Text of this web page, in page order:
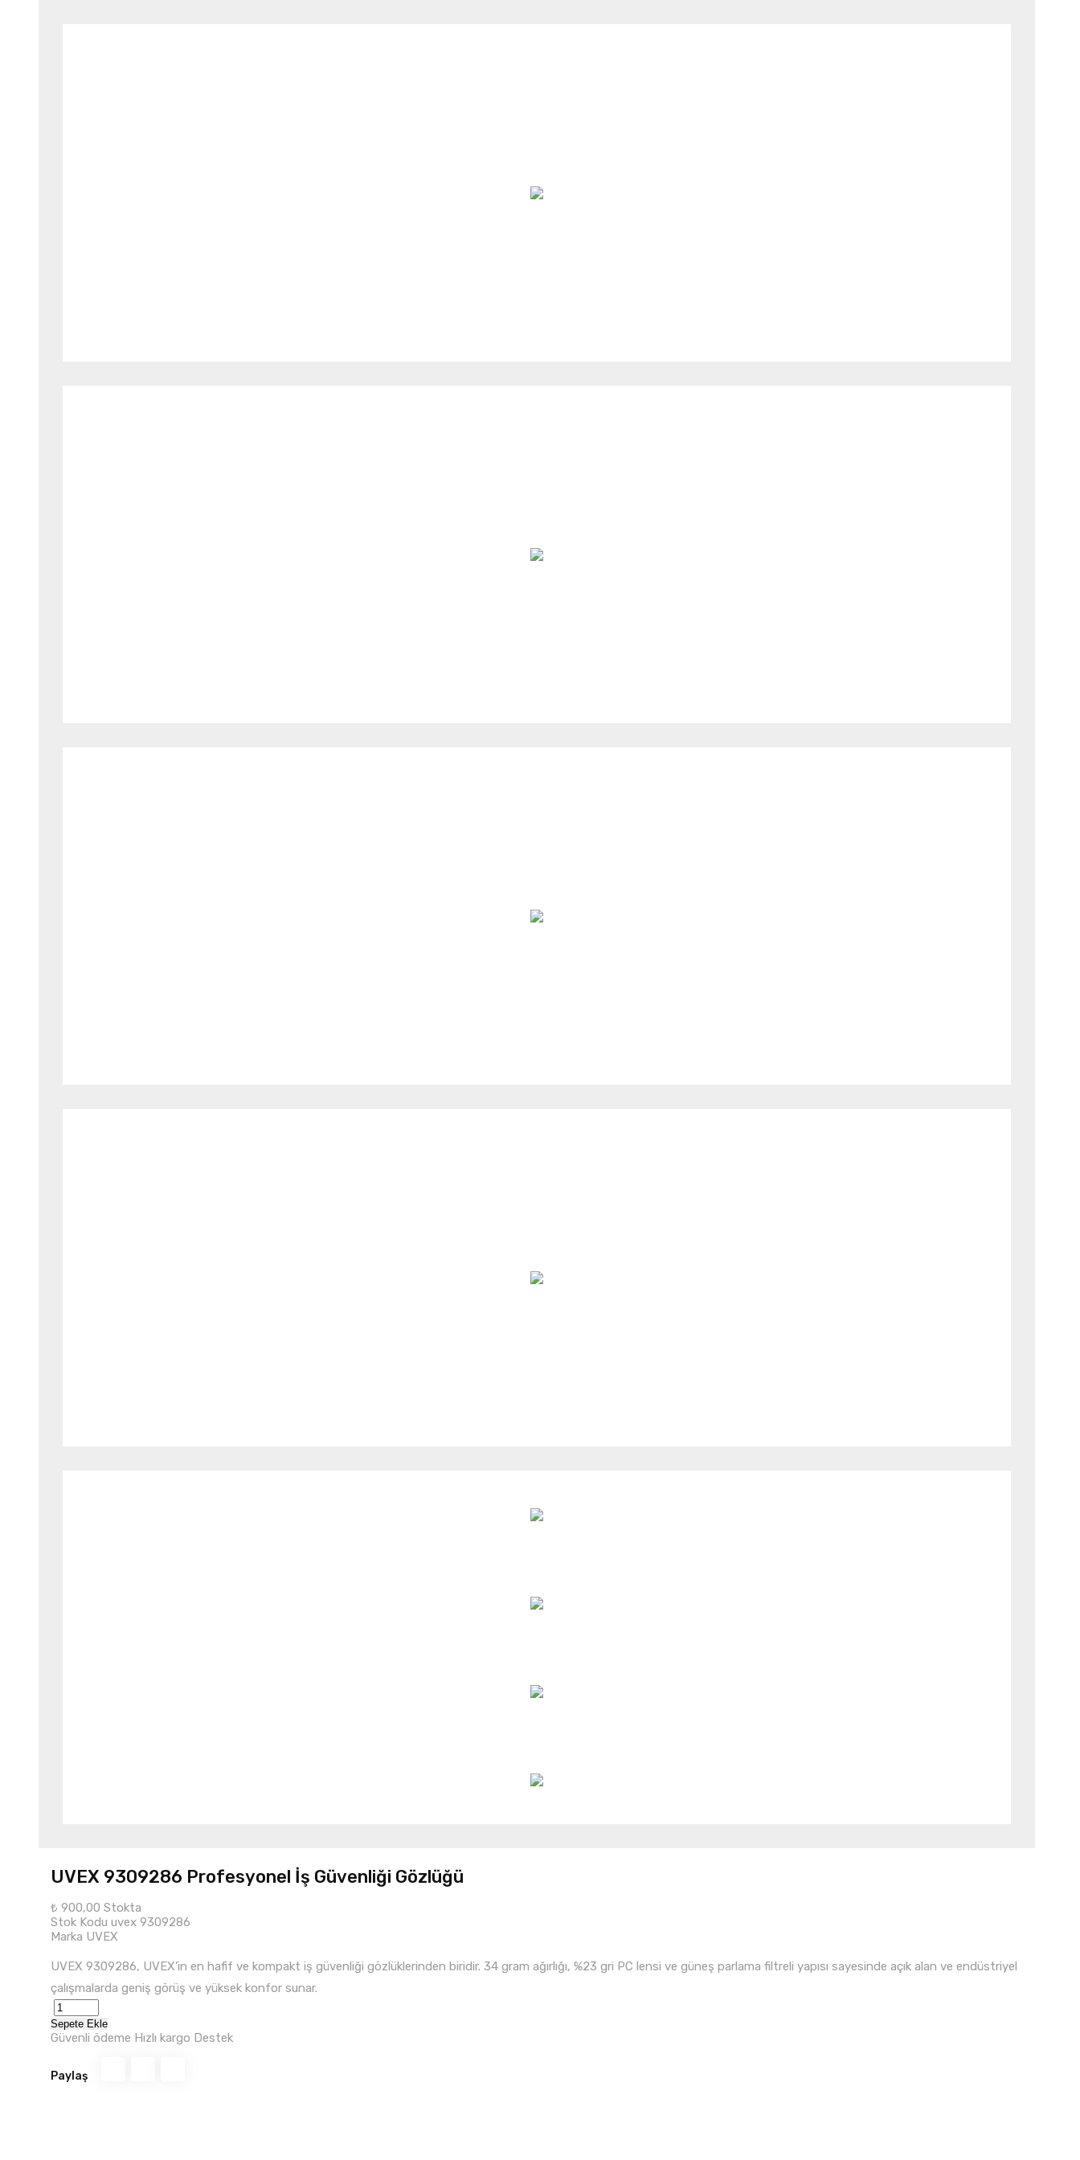
UVEX 9309286 Profesyonel İş Güvenliği Gözlüğü
₺ 900,00 Stokta
Stok Kodu uvex 9309286
Marka UVEX
UVEX 9309286, UVEX’in en hafif ve kompakt iş güvenliği gözlüklerinden biridir. 34 gram ağırlığı, %23 gri PC lensi ve güneş parlama filtreli yapısı sayesinde açık alan ve endüstriyel
çalışmalarda geniş görüş ve yüksek konfor sunar.
Sepete Ekle
Güvenli ödeme Hızlı kargo Destek
Paylaş